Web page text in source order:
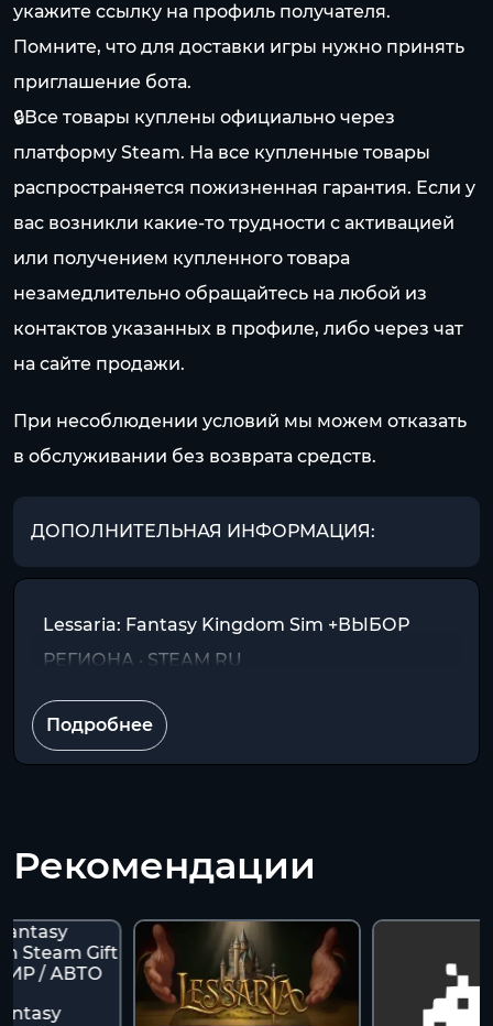
укажите ссылку на профиль получателя.
Помните, что для доставки игры нужно принять
приглашение бота.
🔒Все товары куплены официально через
платформу Steam. На все купленные товары
распространяется пожизненная гарантия. Если у
вас возникли какие-то трудности с активацией
или получением купленного товара
незамедлительно обращайтесь на любой из
контактов указанных в профиле, либо через чат
на сайте продажи.
При несоблюдении условий мы можем отказать
в обслуживании без возврата средств.
ДОПОЛНИТЕЛЬНАЯ ИНФОРМАЦИЯ:
Lessaria: Fantasy Kingdom Sim +ВЫБОР
РЕГИОНА · STEAM RU
Подробнее
Рекомендации